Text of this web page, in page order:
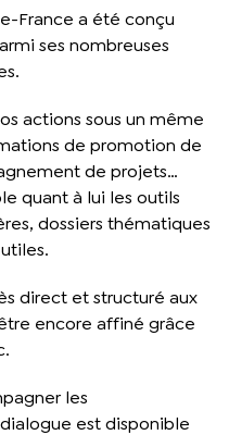
France a été conçu
ses nombreuses
actions sous un même
de promotion de
de projets…
quant à lui les outils
dossiers thématiques
direct et structuré aux
encore affiné grâce
les
est disponible